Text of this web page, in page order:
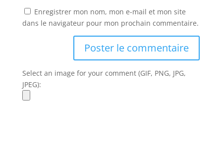
Enregistrer mon nom, mon e-mail et mon site
dans le navigateur pour mon prochain commentaire.
Select an image for your comment (GIF, PNG, JPG,
JPEG):